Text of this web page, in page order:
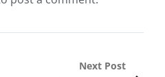
Next Post